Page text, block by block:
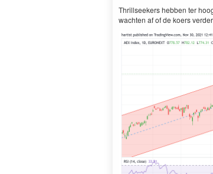
Thrillseek­ers hebben ter
wacht­en af of de koers